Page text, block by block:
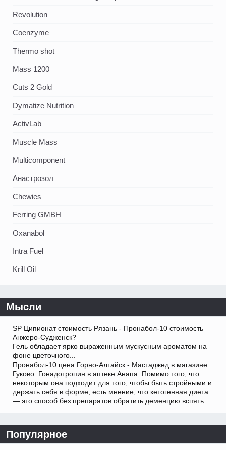
Revolution
Coenzyme
Thermo shot
Mass 1200
Cuts 2 Gold
Dymatize Nutrition
ActivLab
Muscle Mass
Multicomponent
Анастрозол
Chewies
Ferring GMBH
Oxanabol
Intra Fuel
Krill Oil
Мысли
SP Ципионат стоимость Рязань - Пронабол-10 стоимость
Анжеро-Судженск?
Гель обладает ярко выраженным мускусным ароматом на
фоне цветочного...
Пронабол-10 цена Горно-Алтайск - Мастаджед в магазине
Гуково: Гонадотропин в аптеке Анапа. Помимо того, что
некоторым она подходит для того, чтобы быть стройными и
держать себя в форме, есть мнение, что кетогенная диета
— это способ без препаратов обратить деменцию вспять.
Популярное